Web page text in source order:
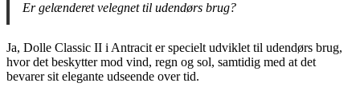
Er gelænderet velegnet til udendørs brug?
Ja, Dolle Classic II i Antracit er specielt udviklet til udendørs brug,
hvor det beskytter mod vind, regn og sol, samtidig med at det
bevarer sit elegante udseende over tid.